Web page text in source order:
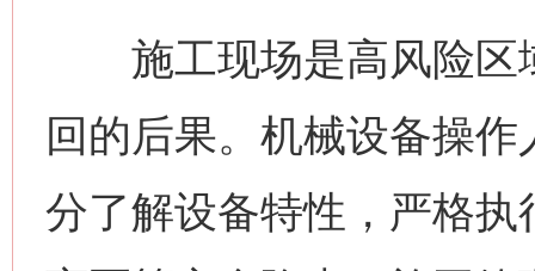
施工现场是高风险区
回的后果。机械设备操
分了解设备特性，严格